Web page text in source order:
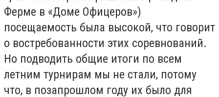
Ферме в «Доме Офицеров»)
посещаемость была высокой, что говорит
о востребованности этих соревнований.
Но подводить общие итоги по всем
летним турнирам мы не стали, потому
что, в позапрошлом году их было для